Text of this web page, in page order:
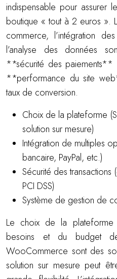
indispensable pour assurer
boutique « tout à 2 euros ».
commerce, l’intégration
l’analyse des données
**sécurité des paiements**
**performance du site
taux de conversion.
Choix de la plateforme
solution sur mesure)
Intégration de multiples
bancaire, PayPal, etc.)
Sécurité des
PCI DSS)
Système de gestion de
Le choix de la
besoins et du budget
WooCommerce sont des
solution sur mesure peut